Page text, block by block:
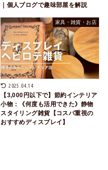
｜個人ブログで趣味部屋を解説
家具・雑貨・お店
2025.04.14
【3,000円以下で】節約インテリア
小物：《何度も活用できた》静物
スタイリング雑貨【コスパ重視の
おすすめディスプレイ】